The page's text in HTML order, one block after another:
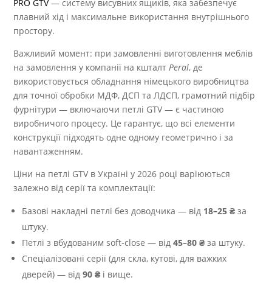
PRO GTV— систему висувних ящиків, яка забезпечує
плавний хід і максимальне використання внутрішнього
простору.
Важливий момент: при замовленні виготовлення меблів
на замовлення у компанії на кшталтPeral, де
використовується обладнання німецького виробництва
для точної обробки МДФ, ДСП та ЛДСП, грамотний підбір
фурнітури — включаючи петлі GTV — є частиною
виробничого процесу. Це гарантує, що всі елементи
конструкції підходять одне одному геометрично і за
навантаженням.
Ціни на петлі GTV в Україні у 2026 році варіюються
залежно від серії та комплектації:
Базові накладні петлі без доводчика — від 18–25 ₴ за
штуку.
Петлі з вбудованим soft-close — від45–80 ₴ за штуку.
Спеціалізовані серії (для скла, кутові, для важких
дверей) — від90 ₴ і вище.